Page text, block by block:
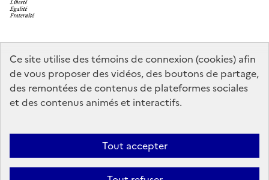
Ce site utilise des témoins de connexion (cookies) afin
de vous proposer des vidéos, des boutons de partage,
des remontées de contenus de plateformes sociales
et des contenus animés et interactifs.
Tout accepter
data.gouv.fr legifrance.gouv.fr
info.gouv.fr
service-public.gouv.fr
Contact Mentions légales
Accessibilité : partiellement conforme
Politique générale de protection des données
des témoins de connexion (cookies)
Plan du site